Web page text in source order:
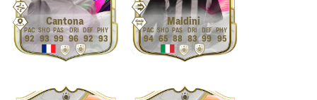
Cantona
92 93 99 96 92 93
Maldini
94 65 88 83 99 95